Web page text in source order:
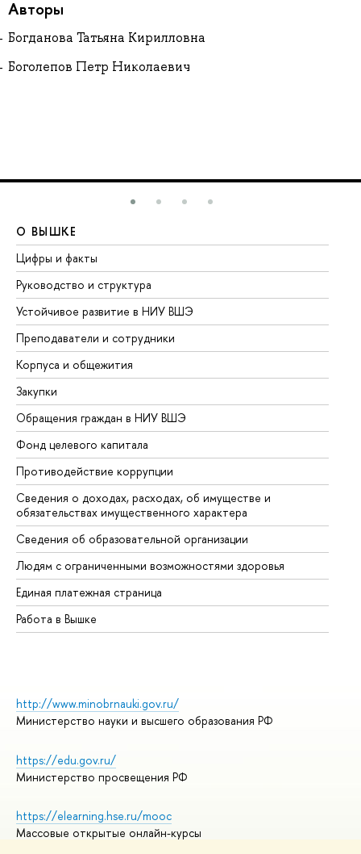
Авторы
Богданова Татьяна Кирилловна
Боголепов Петр Николаевич
О ВЫШКЕ
Цифры и факты
Руководство и структура
Устойчивое развитие в НИУ ВШЭ
Преподаватели и сотрудники
Корпуса и общежития
Закупки
Обращения граждан в НИУ ВШЭ
Фонд целевого капитала
Противодействие коррупции
Сведения о доходах, расходах, об имуществе и
обязательствах имущественного характера
Сведения об образовательной организации
Людям с ограниченными возможностями здоровья
Единая платежная страница
Работа в Вышке
http://www.minobrnauki.gov.ru/
Министерство науки и высшего образования РФ
https://edu.gov.ru/
Министерство просвещения РФ
https://elearning.hse.ru/mooc
Массовые открытые онлайн-курсы